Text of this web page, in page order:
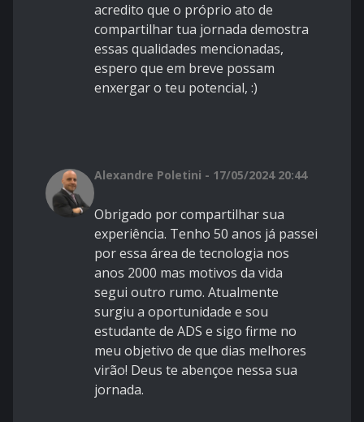
acredito que o próprio ato de
compartilhar tua jornada demostra
essas qualidades mencionadas,
espero que em breve possam
enxergar o teu potencial, :)
Alexandre Poletini - 17/05/2024 20:44
Obrigado por compartilhar sua
experiência. Tenho 50 anos já passei
por essa área de tecnologia nos
anos 2000 mas motivos da vida
segui outro rumo. Atualmente
surgiu a oportunidade e sou
estudante de ADS e sigo firme no
meu objetivo de que dias melhores
virão! Deus te abençoe nessa sua
jornada.